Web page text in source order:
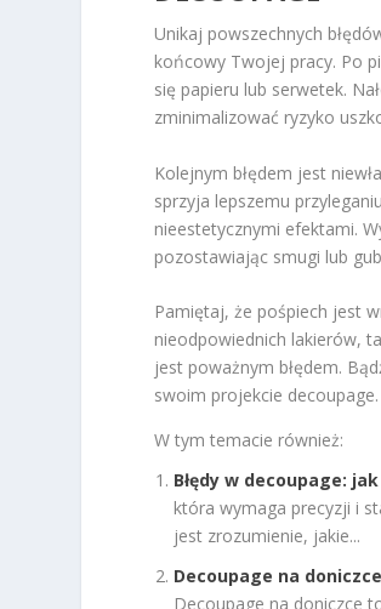
Unikaj powszechnych
końcowy Twojej pracy. Po
się papieru lub serwetek.
zminimalizować ryzyko
Kolejnym błędem jest
sprzyja lepszemu
nieestetycznymi efektami.
pozostawiając smugi lub
Pamiętaj, że pośpiech jest
nieodpowiednich lakierów,
jest poważnym błędem.
swoim projekcie decoupage.
W tym temacie również:
Błędy w decoupage:
która wymaga precyzji i
jest zrozumienie, jakie...
Decoupage na
Decoupage na doniczce